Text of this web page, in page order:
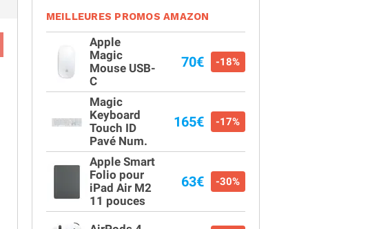
MEILLEURES PROMOS AMAZON
Apple
Magic
Mouse USB-
C
70€ -18%
Magic
Keyboard
Touch ID
Pavé Num.
165€ -17%
Apple Smart
Folio pour
iPad Air M2
11 pouces
63€ -30%